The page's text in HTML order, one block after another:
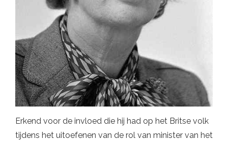
Erkend voor de invloed die hij had op het Britse volk
tijdens het uitoefenen van de rol van minister van het